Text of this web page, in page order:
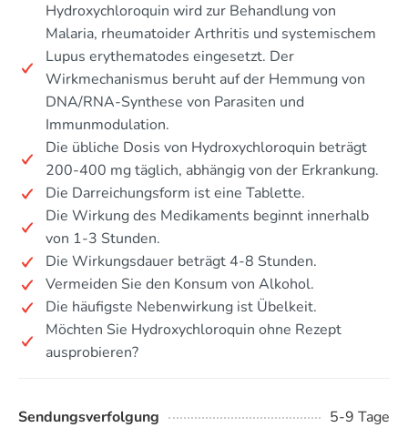
Hydroxychloroquin wird zur Behandlung von
Malaria, rheumatoider Arthritis und systemischem
Lupus erythematodes eingesetzt. Der
Wirkmechanismus beruht auf der Hemmung von
DNA/RNA-Synthese von Parasiten und
Immunmodulation.
Die übliche Dosis von Hydroxychloroquin beträgt
200-400 mg täglich, abhängig von der Erkrankung.
Die Darreichungsform ist eine Tablette.
Die Wirkung des Medikaments beginnt innerhalb
von 1-3 Stunden.
Die Wirkungsdauer beträgt 4-8 Stunden.
Vermeiden Sie den Konsum von Alkohol.
Die häufigste Nebenwirkung ist Übelkeit.
Möchten Sie Hydroxychloroquin ohne Rezept
ausprobieren?
Sendungsverfolgung
5-9 Tage